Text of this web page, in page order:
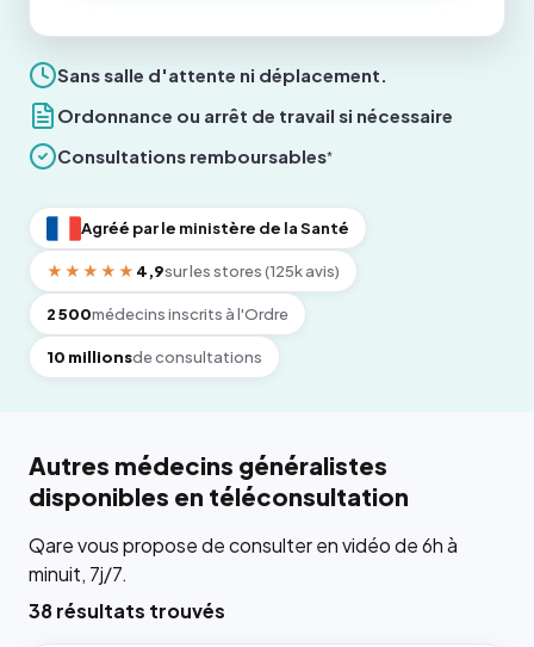
Sans salle d'attente ni déplacement.
Ordonnance ou arrêt de travail si nécessaire
Consultations remboursables*
Agréé par le ministère de la Santé
★★★★★ 4,9sur les stores (125k avis)
2 500médecins inscrits à l'Ordre
10 millionsde consultations
Autres médecins généralistes
disponibles en téléconsultation
Qare vous propose de consulter en vidéo de 6h à
minuit, 7j/7.
38 résultats trouvés